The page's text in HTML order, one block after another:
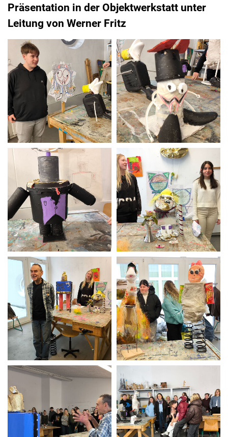
Präsentation in der Objektwerkstatt unter
Leitung von Werner Fritz